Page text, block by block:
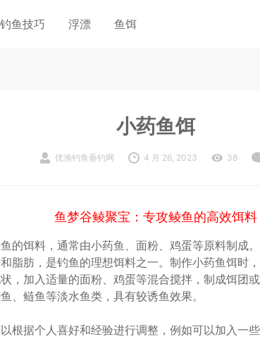
钓鱼技巧 浮漂 鱼饵
小药鱼饵
优渔钓鱼垂钓网 4 月 26, 2023 38
鱼梦谷鲮聚宝：专攻鲮鱼的高效饵料
的饵料，通常由小药鱼、面粉、鸡蛋等原料制成
脂肪，是钓鱼的理想饵料之一。制作小药鱼饵时
，加入适量的面粉、鸡蛋等混合搅拌，制成饵团
、鲢鱼等淡水鱼类，具有较诱鱼效果。
根据个人喜好和经验进行调整，例如可以加入一